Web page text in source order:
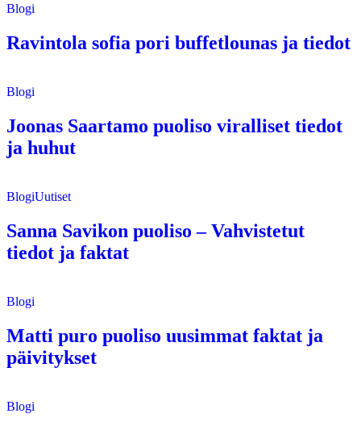
Blogi
Ravintola sofia pori buffetlounas ja tiedot
Blogi
Joonas Saartamo puoliso viralliset tiedot
ja huhut
BlogiUutiset
Sanna Savikon puoliso – Vahvistetut
tiedot ja faktat
Blogi
Matti puro puoliso uusimmat faktat ja
päivitykset
Blogi